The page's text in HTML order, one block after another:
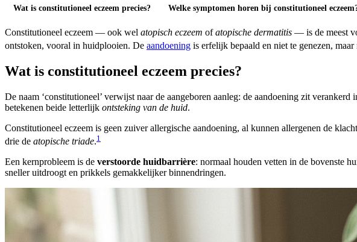
Wat is constitutioneel eczeem precies? Welke symptomen horen bij constitutioneel
Constitutioneel eczeem — ook wel atopisch eczeem ofatopische dermatitis — is de meest
ontstoken, vooral in huidplooien. De aandoening is erfelijk bepaald en niet te genezen,
Wat is constitutioneel eczeem precies?
De naam ‘constitutioneel’ verwijst naar de aangeboren aanleg: de aandoening zit
betekenen beide letterlijk ontsteking van de huid.
Constitutioneel eczeem is geen zuiver allergische aandoening, al kunnen allergenen de
drie de atopische triade.1
Een kernprobleem is de verstoorde huidbarrière: normaal houden vetten in de bovenste
sneller uitdroogt en prikkels gemakkelijker binnendringen.